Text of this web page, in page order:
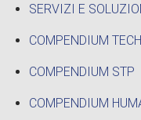
SERVIZI E
COMPENDIUM
COMPENDIUM STP
COMPENDIUM